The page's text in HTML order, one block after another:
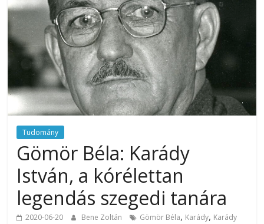
Tudomány
Gömör Béla: Karády
István, a kórélettan
legendás szegedi tanára
2020-06-20 Bene Zoltán Gömör Béla, Karády, Karády